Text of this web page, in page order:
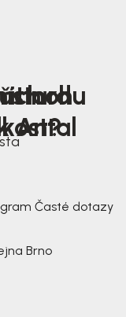
Antal
nohu
Časté dotazy
Brno